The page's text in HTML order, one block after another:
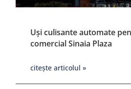
Uși culisante automate
comercial Sinaia Plaza
citește articolul »